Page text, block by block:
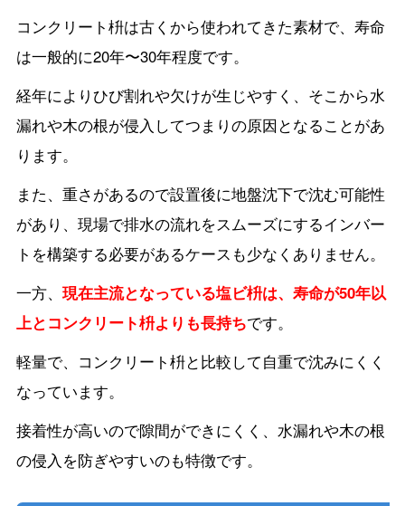
コンクリート枡は古くから使われてきた素材で、寿命
は一般的に20年〜30年程度です。
経年によりひび割れや欠けが生じやすく、そこから水
漏れや木の根が侵入してつまりの原因となることがあ
ります。
また、重さがあるので設置後に地盤沈下で沈む可能性
があり、現場で排水の流れをスムーズにするインバー
トを構築する必要があるケースも少なくありません。
一方、 現在主流となっている塩ビ枡は、寿命が50年以
上とコンクリート枡よりも長持ちです。
軽量で、コンクリート枡と比較して自重で沈みにくく
なっています。
接着性が高いので隙間ができにくく、水漏れや木の根
の侵入を防ぎやすいのも特徴です。